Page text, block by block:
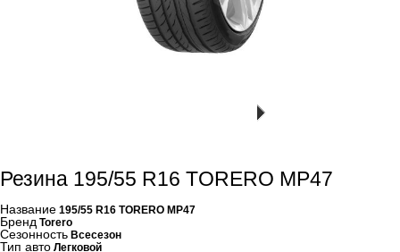
Резина 195/55 R16 TORERO MP47
Название 195/55 R16 TORERO MP47
Бренд Torero
Сезонность Всесезон
Тип авто Легковой